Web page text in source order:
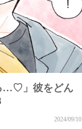
…♡」彼をどん
2024/09/10